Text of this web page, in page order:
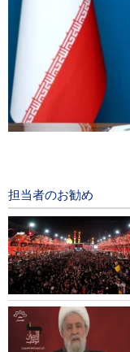
中央アジア空手選手
イエメン軍、サウジ
米CBSの最新映像；
イラン外務省報道官
協議の雰囲気は前向き
担当者のお勧め